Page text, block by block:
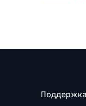
Поддержка